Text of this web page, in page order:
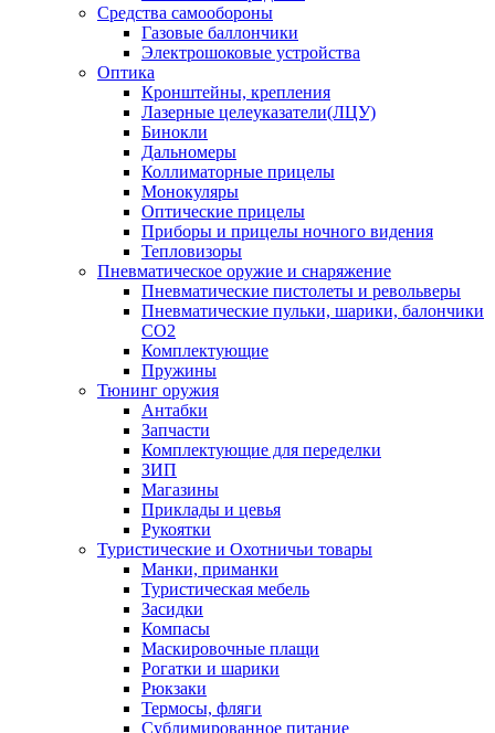
Средства самообороны
Газовые баллончики
Электрошоковые устройства
Оптика
Кронштейны, крепления
Лазерные целеуказатели(ЛЦУ)
Бинокли
Дальномеры
Коллиматорные прицелы
Монокуляры
Оптические прицелы
Приборы и прицелы ночного видения
Тепловизоры
Пневматическое оружие и снаряжение
Пневматические пистолеты и револьверы
Пневматические пульки, шарики, балончики
CO2
Комплектующие
Пружины
Тюнинг оружия
Антабки
Запчасти
Комплектующие для переделки
ЗИП
Магазины
Приклады и цевья
Рукоятки
Туристические и Охотничьи товары
Манки, приманки
Туристическая мебель
Засидки
Компасы
Маскировочные плащи
Рогатки и шарики
Рюкзаки
Термосы, фляги
Сублимированное питание